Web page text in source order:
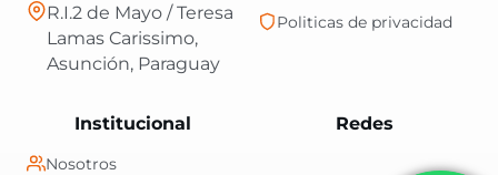
RedesCentral Shop es
Politicas de privacidad
Institucional
Nosotros
R.I.2 de Mayo / Teresa
Lamas Carissimo,
Asunción, Paraguay